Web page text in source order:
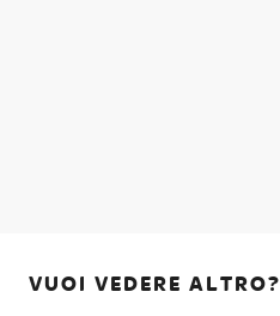
VUOI VEDERE ALTRO?